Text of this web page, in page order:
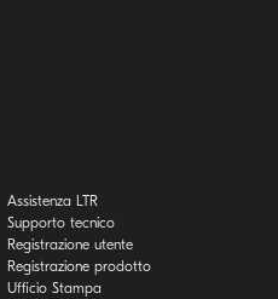
Assistenza LTR
Supporto tecnico
Registrazione utente
Registrazione prodotto
Ufficio Stampa